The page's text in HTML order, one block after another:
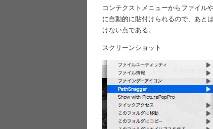
コンテクストメニューからファイル
に自動的に貼付けられるので、あと
けない点である。
スクリーンショット